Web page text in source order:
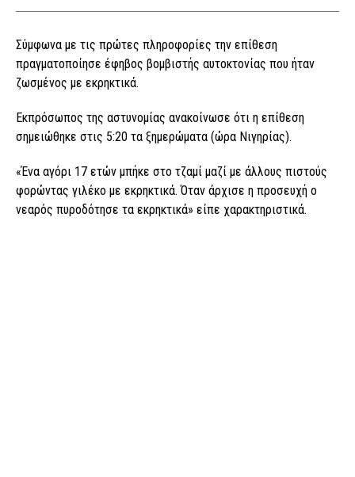
Σύμφωνα με τις πρώτες πληροφορίες την επίθεση
πραγματοποίησε έφηβος βομβιστής αυτοκτονίας που ήταν
ζωσμένος με εκρηκτικά.
Εκπρόσωπος της αστυνομίας ανακοίνωσε ότι η επίθεση
σημειώθηκε στις 5:20 τα ξημερώματα (ώρα Νιγηρίας).
«Ένα αγόρι 17 ετών μπήκε στο τζαμί μαζί με άλλους πιστούς
φορώντας γιλέκο με εκρηκτικά. Όταν άρχισε η προσευχή ο
νεαρός πυροδότησε τα εκρηκτικά» είπε χαρακτηριστικά.